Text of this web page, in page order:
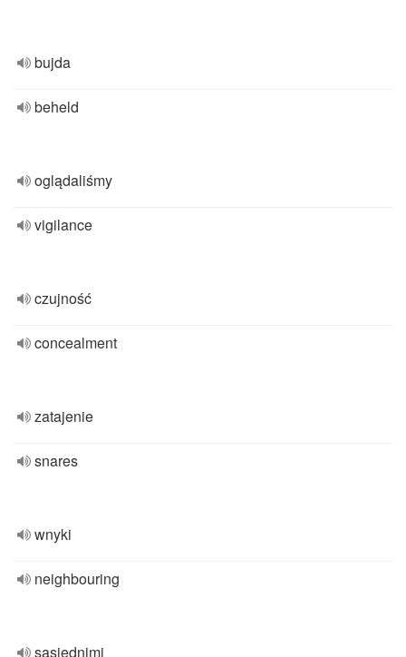
bujda
beheld
oglądaliśmy
vigilance
czujność
concealment
zatajenie
snares
wnyki
neighbouring
sąsiednimi